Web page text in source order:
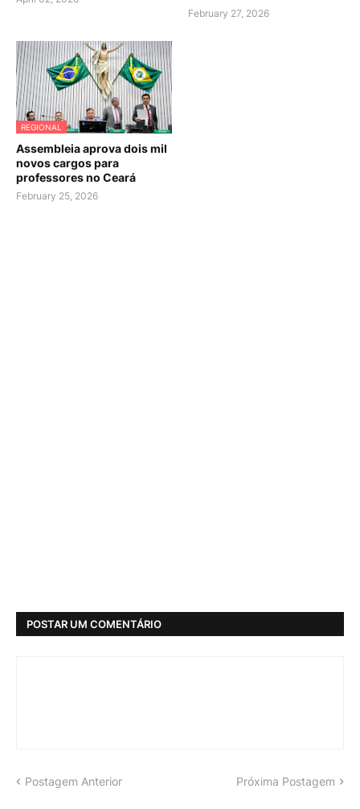
February 27, 2026
REGIONAL
Assembleia aprova dois mil
novos cargos para
professores no Ceará
February 25, 2026
POSTAR UM COMENTÁRIO
Postagem Anterior Próxima Postagem